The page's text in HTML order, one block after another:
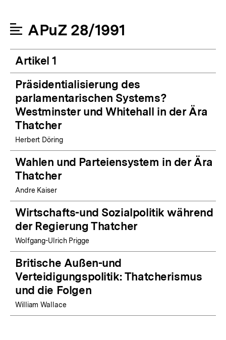
APuZ 28/1991
Artikel 1
Präsidentialisierung des
parlamentarischen Systems?
Westminster und Whitehall in der Ära
Thatcher
Herbert Döring
Wahlen und Parteiensystem in der Ära
Thatcher
Andre Kaiser
Wirtschafts-und Sozialpolitik während
der Regierung Thatcher
Wolfgang-Ulrich Prigge
Britische Außen-und
Verteidigungspolitik: Thatcherismus
und die Folgen
William Wallace